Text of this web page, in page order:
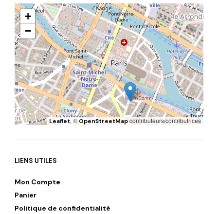
+
−
Leaflet, ©OpenStreetMapcontributeurs/contributrices
LIENS UTILES
Mon Compte
Panier
Politique de confidentialité